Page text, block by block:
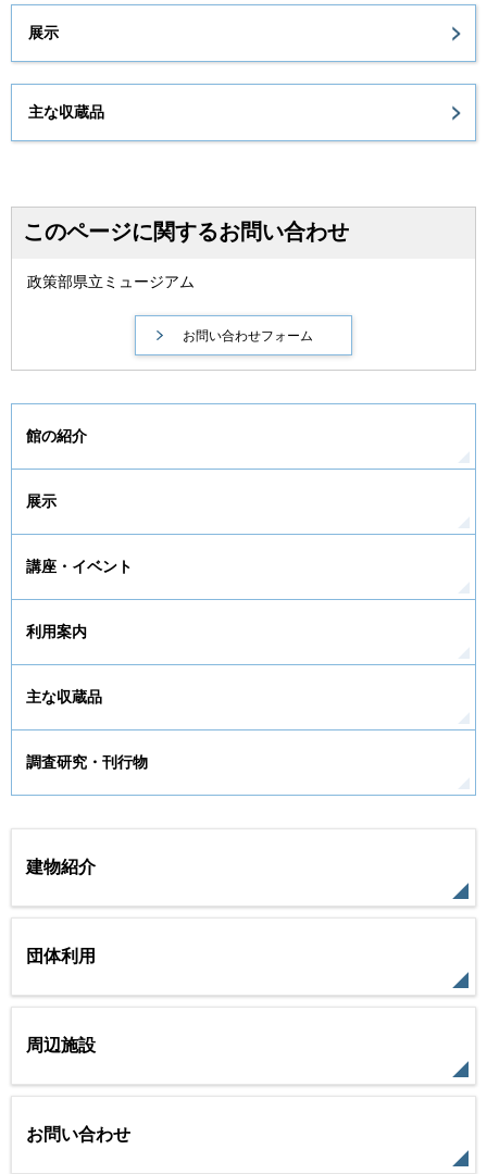
展示
主な収蔵品
このページに関するお問い合わせ
政策部県立ミュージアム
館の紹介
展示
講座・イベント
利用案内
主な収蔵品
調査研究・刊行物
建物紹介
団体利用
周辺施設
お問い合わせ